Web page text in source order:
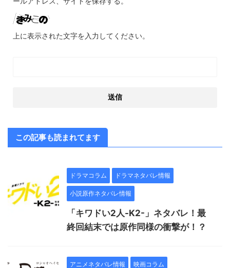
上に表示された文字を入力してください。
この記事も読まれてます
ドラマコラム ドラマネタバレ情報
小説原作ネタバレ情報
「キワドい2人-K2-」ネタバレ！最
終回結末では原作同様の衝撃が！？
アニメネタバレ情報 映画コラム